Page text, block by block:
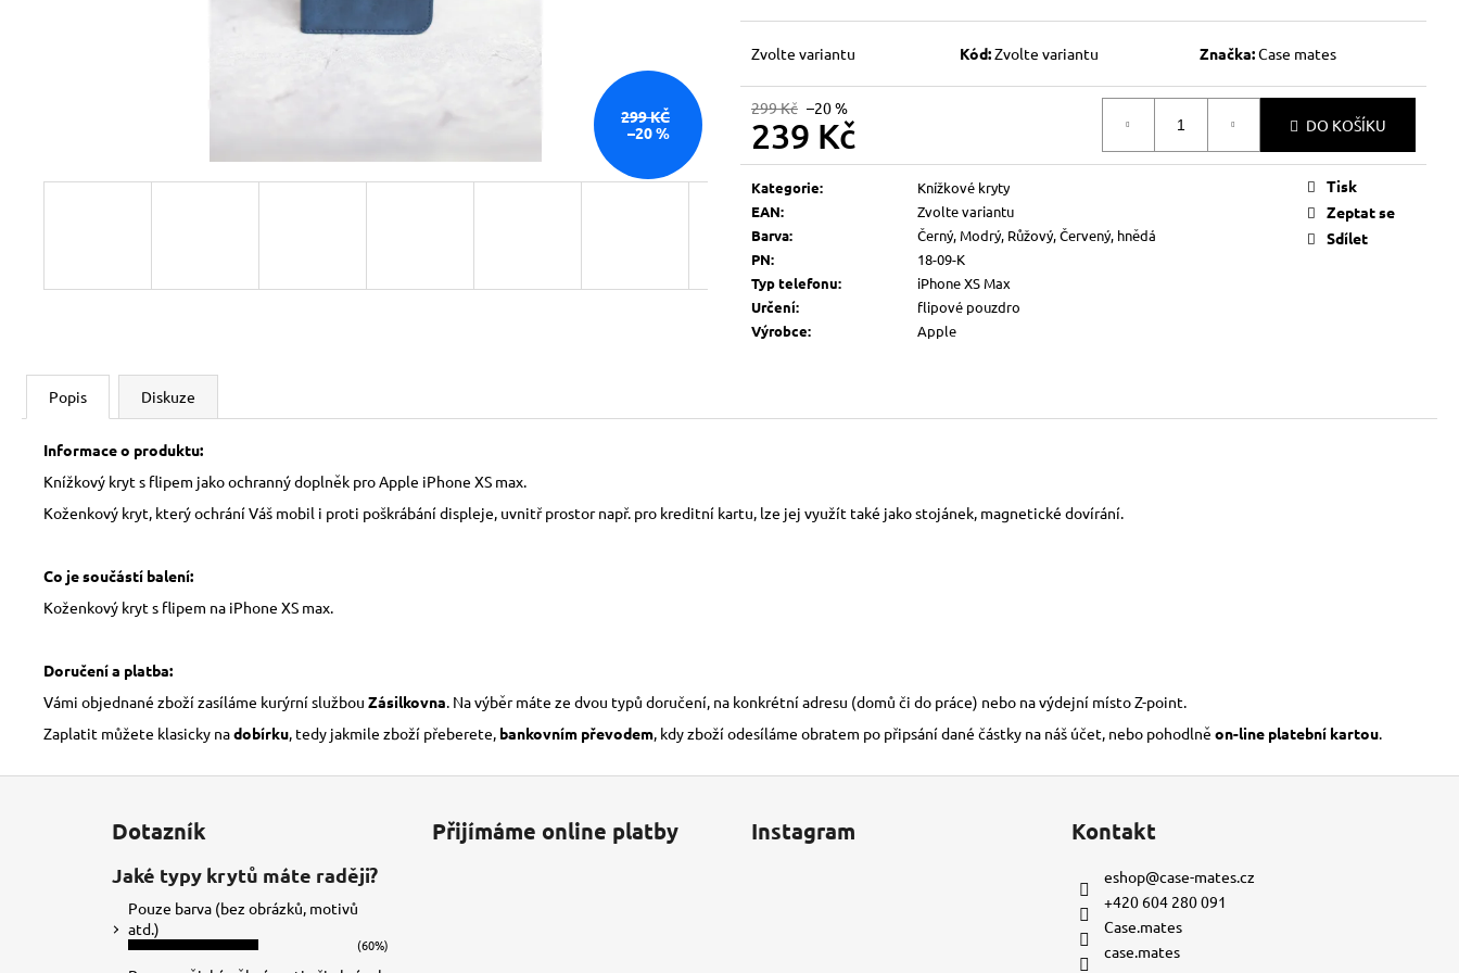
Zvolte variantu Kód:Zvolte variantu Značka:Case mates
299 Kč –20 %
239 Kč
Měrná
cena:
DO KOŠÍKU
Kategorie:
Knížkové kryty
EAN:
Zvolte variantu
Barva:
Černý, Modrý, Růžový, Červený, hnědá
PN:
18-09-K
Typ telefonu:
iPhone XS Max
Určení:
flipové pouzdro
Výrobce: Apple
Tisk
Zeptat se
Sdílet
299 KČ
–20 %
Popis Diskuze
Informace o produktu:
Knížkový kryt s flipem jako ochranný doplněk pro Apple iPhone XS max.
Koženkový kryt, který ochrání Váš mobil i proti poškrábání displeje, uvnitř prostor např. pro kreditní kartu, lze jej využít také jako stojánek, magnetické dovírání.
Co je součástí balení:
Koženkový kryt s flipem na iPhone XS max.
Doručení a platba:
Vámi objednané zboží zasíláme kurýrní službou Zásilkovna . Na výběr máte ze dvou typů doručení, na konkrétní adresu (domů či do práce) nebo na výdejní místo Z-point.
Zaplatit můžete klasicky nadobírku , tedy jakmile zboží přeberete, bankovním převodem , kdy zboží odesíláme obratem po připsání dané částky na náš účet, nebo pohodlně on-line platební kartou
Dotazník
Jaké typy krytů máte raději?
Pouze barva (bez obrázků, motivů
atd.)
(60%)
Přijímáme online platby Instagram Kontakt
eshop@case-mates.cz
+420 604 280 091
Case.mates
case.mates